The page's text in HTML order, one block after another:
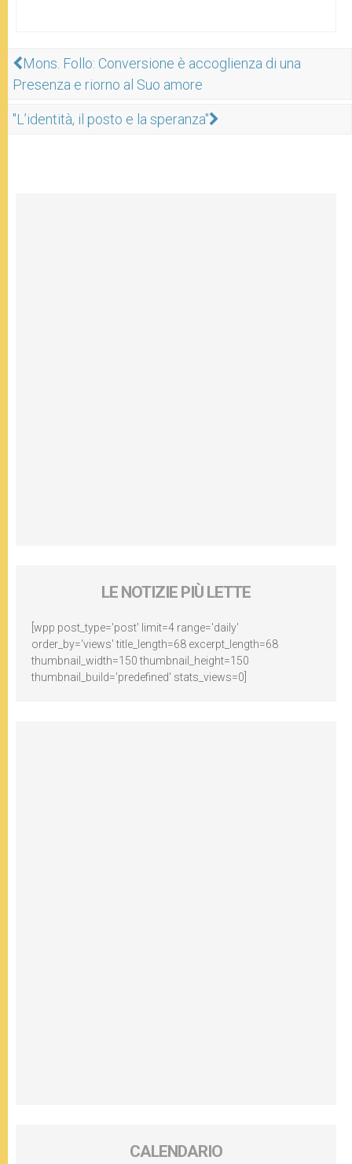
Mons. Follo: Conversione è accoglienza di una
Presenza e riorno al Suo amore
"L’identità, il posto e la speranza"
LE NOTIZIE PIÙ LETTE
[wpp post_type='post' limit=4 range='daily'
order_by='views' title_length=68 excerpt_length=68
thumbnail_width=150 thumbnail_height=150
thumbnail_build='predefined' stats_views=0]
CALENDARIO